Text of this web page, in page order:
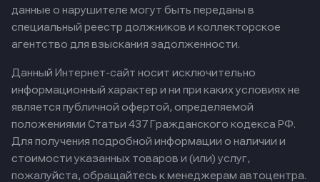
данные о нарушителе могут быть переданы в
специальный реестр должников и коллекторское
агентство для взыскания задолженности.
Данный Интернет-сайт носит исключительно
информационный характер и ни при каких условиях не
является публичной офертой, определяемой
положениями Статьи 437 Гражданского кодекса РФ.
Для получения подробной информации о наличии и
стоимости указанных товаров и (или) услуг,
пожалуйста, обращайтесь к менеджерам автоцентра.